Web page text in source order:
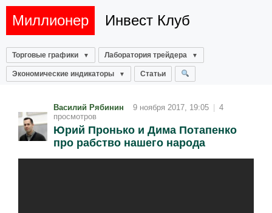
Миллионер Инвест Клуб
Торговые графики Лаборатория трейдера
Экономические индикаторы Статьи
Василий Рябинин 9 ноября 2017, 19:05
4
просмотров
Юрий Пронько и Дима Потапенко
про рабство нашего народа